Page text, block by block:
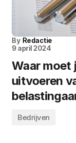
By Redactie
9 april 2024
Waar moet
uitvoeren
Bedrijven